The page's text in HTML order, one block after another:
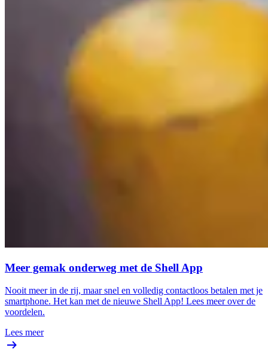
Meer gemak onderweg met de Shell App
Nooit meer in de rij, maar snel en volledig contactloos betalen met je
smartphone. Het kan met de nieuwe Shell App! Lees meer over de
voordelen.
Lees meer